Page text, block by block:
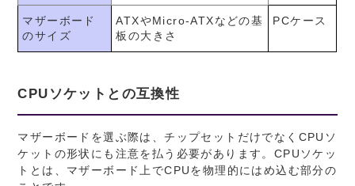
マザーボード
のサイズ
ATXやMicro-ATXなどの基
板の大きさ
PCケース
CPUソケットとの互換性
マザーボードを選ぶ際は、チップセットだけでなくCPUソ
ケットの形状にも注意を払う必要があります。CPUソケッ
トとは、マザーボード上でCPUを物理的にはめ込む部分の